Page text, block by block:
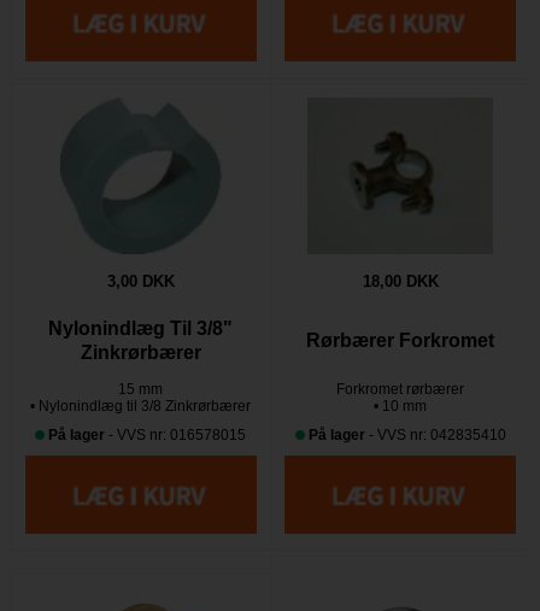
3,00 DKK
Nylonindlæg Til 3/8"
Zinkrørbærer
15 mm
• Nylonindlæg til 3/8 Zinkrørbærer
På lager - VVS nr: 016578015
18,00 DKK
Rørbærer Forkromet
Forkromet rørbærer
• 10 mm
På lager - VVS nr: 042835410